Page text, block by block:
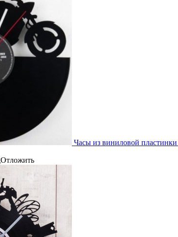
Часы из виниловой
Отложить